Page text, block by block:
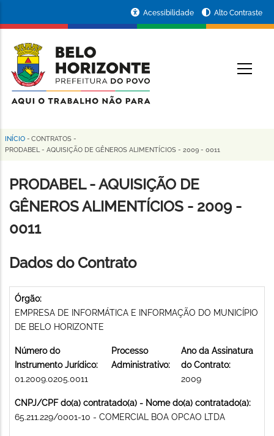
conteúdo
principal
da
Prefeitura
de
Horizonte
Acessibilidade Alto Contraste
Trilha
navegação
INÍCIO - CONTRATOS -
PRODABEL - AQUISIÇÃO DE GÊNEROS ALIMENTÍCIOS - 2009 - 0011
PRODABEL - AQUISIÇÃO DE
GÊNEROS ALIMENTÍCIOS - 2009 -
0011
Dados do Contrato
Órgão:
EMPRESA DE INFORMÁTICA E INFORMAÇÃO DO MUNICÍPIO
DE BELO HORIZONTE
Número do
Instrumento Jurídico:
01.2009.0205.0011
Processo
Administrativo:
Ano da Assinatura
do Contrato:
2009
CNPJ/CPF do(a) contratado(a) - Nome do(a) contratado(a):
65.211.229/0001-10 - COMERCIAL BOA OPCAO LTDA